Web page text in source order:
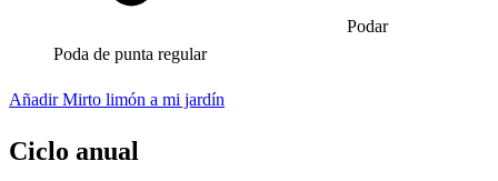
Podar
Poda de punta regular
Añadir Mirto limón a mi jardín
Ciclo anual